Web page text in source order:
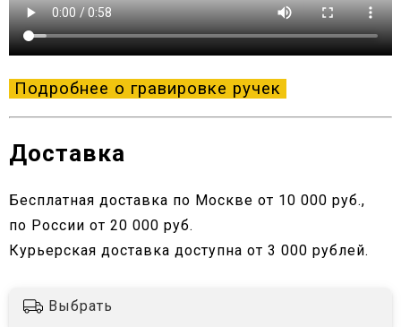
Подробнее о гравировке ручек
Доставка
Бесплатная доставка по Москве от 10 000 руб.,
по России от 20 000 руб.
Курьерская доставка доступна от 3 000 рублей.
Выбрать